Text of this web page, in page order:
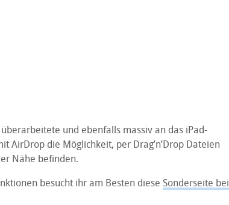
und ebenfalls massiv an das iPad-
AirDrop die Möglichkeit, per Drag’n’Drop Dateien
Nähe befinden.
besucht ihr am Besten diese Sonderseite bei